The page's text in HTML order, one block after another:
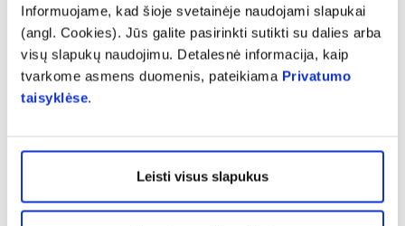
Informuojame, kad šioje svetainėje naudojami slapukai
(angl. Cookies). Jūs galite pasirinkti sutikti su dalies arba
visų slapukų naudojimu. Detalesnė informacija, kaip
tvarkome asmens duomenis, pateikiama Privatumo
taisyklėse.
Leisti visus slapukus
pacientams, kad vaistai priežasties nesumažins
ir nepanaikins. Preparatas sumažins tik
simptomą, o skausmas vėl atsiras ir išliks, tad
reikia kuo skubiau kreiptis į odontologą. Kuo
tai bus mažiau skausminga tiek jums, tiek ir
jūsų piniginei“, – pabrėžia vaistininkė.
Visiems, kamuojamiems baimės lankytis pas